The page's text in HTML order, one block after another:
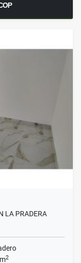
LA PRADERA
2